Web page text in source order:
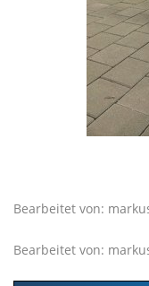
Bearbeitet von:
Bearbeitet von: